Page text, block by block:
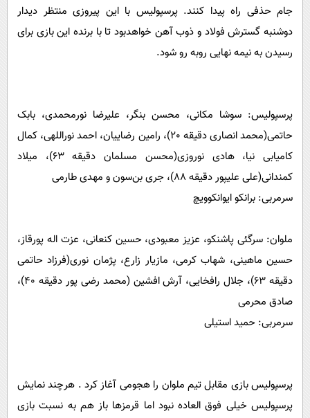
گوناگون
حوادث
محیط زیست
فرهنگی
بین الملل
اجتماعی
آشپزی
دانلود
جام حذفی راه پیدا کنند. پرسپولیس با این پیروزی منتظر دیدار
دوشنبه گسترش فولاد و ذوب آهن خواهدبود تا با برنده این بازی برای
رسیدن به نیمه نهایی روبه رو شود.
پرسپولیس: سوشا مکانی، محسن بنگر، علیرضا نورمحمدی، بابک
حاتمی(محمد انصاری دقیقه 20)، رامین رضاییان، احمد نوراللهی، کمال
کامیابی نیا، هادی نوروزی(محسن مسلمان دقیقه 63)، میلاد
کمندانی(علی علیپور دقیقه 88)، جری بن‌سون و مهدی طارمی
سرمربی: برانکو ایوانکوویچ
ملوان: سرگئی پاشنکو، عزیز معبودی، حسین کنعانی، عزت اله پورقاز،
حسین ماهینی، شهاب کرمی، مازیار زارع، پژمان نوری(فرزاد حاتمی
دقیقه 63)، جلال رافخایی، آرش افشین (محمد رضی پور دقیقه 40)،
صادق محرمی
سرمربی: حمید استیلی
پرسپولیس بازی مقابل تیم ملوان را هجومی آغاز کرد . هرچند نمایش
پرسپولیس خیلی فوق العاده نبود اما قرمزها باز هم به نسبت بازی